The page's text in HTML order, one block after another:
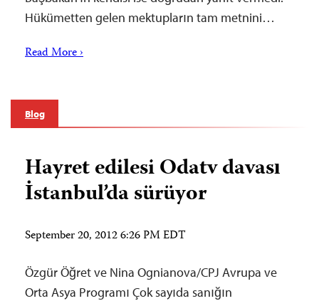
Hükümetten gelen mektupların tam metnini…
Read More ›
Blog
Hayret edilesi Odatv davası
İstanbul’da sürüyor
September 20, 2012 6:26 PM EDT
Özgür Öğret ve Nina Ognianova/CPJ Avrupa ve
Orta Asya Programı Çok sayıda sanığın